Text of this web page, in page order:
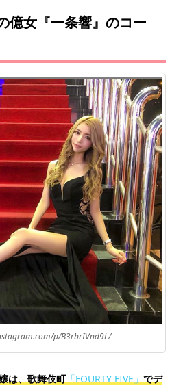
億女『一条響』のコー
p/B3rbrIVnd9L/
は、歌舞伎町「FOURTY FIVE」 でデ